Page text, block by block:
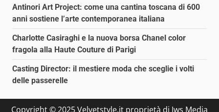
Antinori Art Project: come una cantina toscana di 600
anni sostiene l’arte contemporanea italiana
Charlotte Casiraghi e la nuova borsa Chanel color
fragola alla Haute Couture di Parigi
Casting Director: il mestiere moda che sceglie i volti
delle passerelle
Copyright © 2025 Velvetstyle.it proprietà di Jws Media